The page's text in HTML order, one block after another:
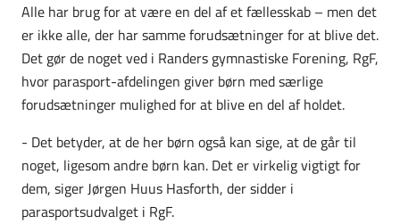
Alle har brug for at være en del af et fællesskab – men det
er ikke alle, der har samme forudsætninger for at blive det.
Det gør de noget ved i Randers gymnastiske Forening, RgF,
hvor parasport-afdelingen giver børn med særlige
forudsætninger mulighed for at blive en del af holdet.
- Det betyder, at de her børn også kan sige, at de går til
noget, ligesom andre børn kan. Det er virkelig vigtigt for
dem, siger Jørgen Huus Hasforth, der sidder i
parasportsudvalget i RgF.